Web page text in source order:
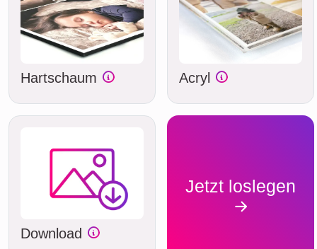
Hartschaum Acryl
Download
Jetzt loslegen